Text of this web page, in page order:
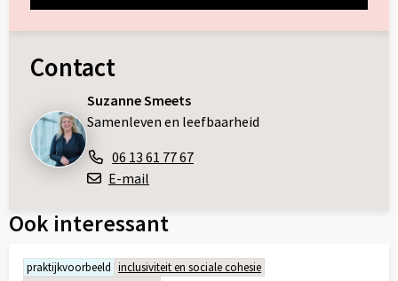
Contact
Suzanne Smeets
Samenleven en leefbaarheid
06 13 61 77 67
E-mail
Ook interessant
praktijkvoorbeeld inclusiviteit en sociale cohesie